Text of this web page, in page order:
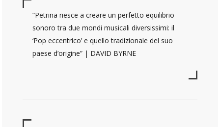
“Petrina riesce a creare un perfetto equilibrio
sonoro tra due mondi musicali diversissimi: il
‘Pop eccentrico’ e quello tradizionale del suo
paese d’origine” | DAVID BYRNE